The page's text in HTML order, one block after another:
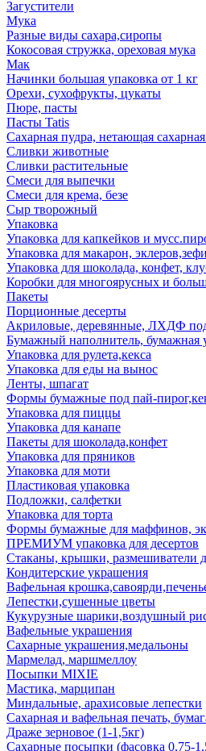
Загустители
Мука
Разные виды сахара,сиропы
Кокосовая стружка, ореховая мука
Мак
Начинки большая упаковка от 1 кг
Орехи, сухофрукты, цукаты
Пюре, пасты
Пасты Tatis
Сахарная пудра, нетающая
Сливки животные
Сливки растительные
Смеси для выпечки
Смеси для крема, безе
Сыр творожный
Упаковка
Упаковка для капкейков и
Упаковка для макарон,
Упаковка для шоколада, конфет,
Коробки для многоярусных и
Пакеты
Порционные десерты
Акриловые, деревянные, ЛХДФ
Бумажный наполнитель, бумажная
Упаковка для рулета,кекса
Упаковка для еды на вынос
Ленты, шпагат
Формы бумажные под пай-
Упаковка для пиццы
Упаковка для канапе
Пакеты для шоколада,конфет
Упаковка для пряников
Упаковка для моти
Пластиковая упаковка
Подложки, салфетки
Упаковка для торта
Формы бумажные для маффинов,
ПРЕМИУМ упаковка для десертов
Стаканы, крышки, размешиватели
Кондитерские украшения
Вафельная
Лепестки,сушенные цветы
Кукурузные шарики,воздушный
Вафельные украшения
Сахарные украшения,медальоны
Мармелад, маршмеллоу
Посыпки MIXIE
Мастика, марципан
Миндальные, арахисовые лепестки
Сахарная и вафельная печать,
Драже зерновое (1-1,5кг)
Сахарные посыпки (фасовка 0,75-